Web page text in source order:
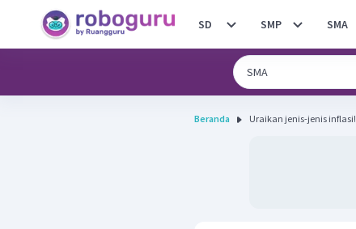
SD SMP SMA
Beranda Uraikan jenis-jenis inflasi!